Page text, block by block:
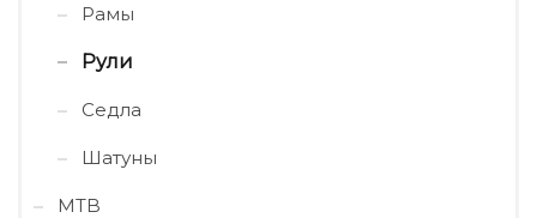
Рамы
Рули
Седла
Шатуны
MTB